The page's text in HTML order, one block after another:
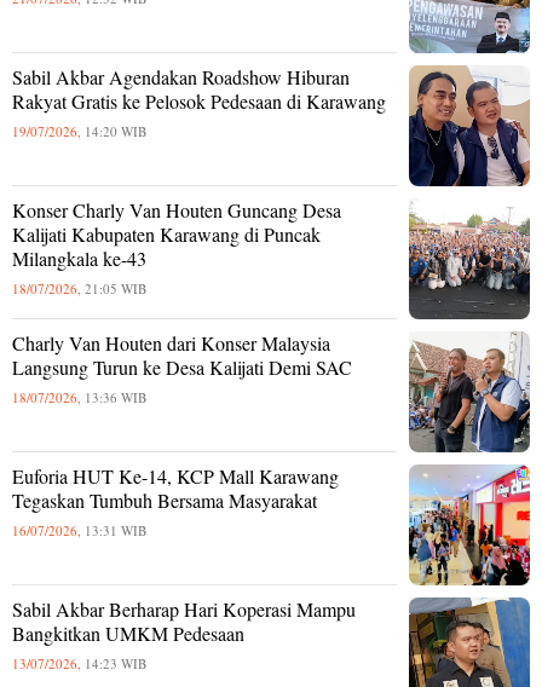
Sabil Akbar Agendakan Roadshow Hiburan
Rakyat Gratis ke Pelosok Pedesaan di Karawang
19/07/2026, 14:20 WIB
Konser Charly Van Houten Guncang Desa
Kalijati Kabupaten Karawang di Puncak
Milangkala ke-43
18/07/2026, 21:05 WIB
Charly Van Houten dari Konser Malaysia
Langsung Turun ke Desa Kalijati Demi SAC
18/07/2026, 13:36 WIB
Euforia HUT Ke-14, KCP Mall Karawang
Tegaskan Tumbuh Bersama Masyarakat
16/07/2026, 13:31 WIB
Sabil Akbar Berharap Hari Koperasi Mampu
Bangkitkan UMKM Pedesaan
13/07/2026, 14:23 WIB